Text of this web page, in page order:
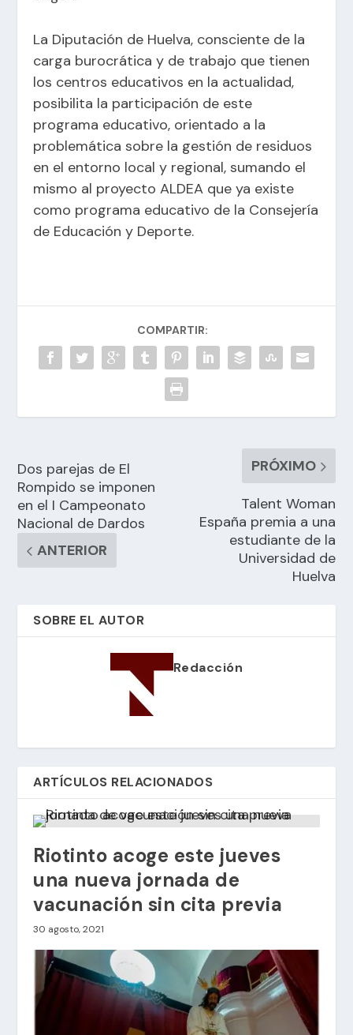
La Diputación de Huelva, consciente de la
carga burocrática y de trabajo que tienen
los centros educativos en la actualidad,
posibilita la participación de este
programa educativo, orientado a la
problemática sobre la gestión de residuos
en el entorno local y regional, sumando el
mismo al proyecto ALDEA que ya existe
como programa educativo de la Consejería
de Educación y Deporte.
COMPARTIR:
Dos parejas de El
Rompido se imponen
en el I Campeonato
Nacional de Dardos
ANTERIOR
PRÓXIMO
Talent Woman
España premia a una
estudiante de la
Universidad de
Huelva
SOBRE EL AUTOR
Redacción
ARTÍCULOS RELACIONADOS
Riotinto acoge este jueves
una nueva jornada de
vacunación sin cita previa
30 agosto, 2021